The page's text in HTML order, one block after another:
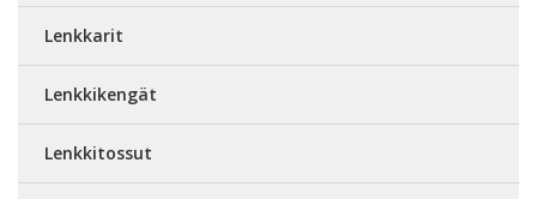
Lenkkarit
Lenkkikengät
Lenkkitossut